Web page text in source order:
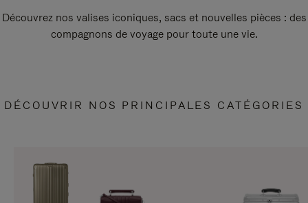
Découvrez nos valises iconiques, sacs et nouvelles pièces : des
compagnons de voyage pour toute une vie.
DÉCOUVRIR NOS PRINCIPALES CATÉGORIES